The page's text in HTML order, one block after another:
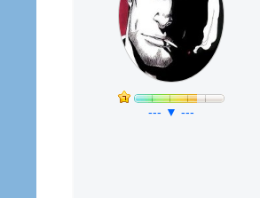
--- ▼ ---